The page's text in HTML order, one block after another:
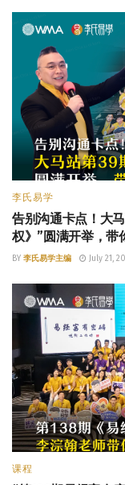
李氏易学
告别沟通卡点！大
权》”圆满开举，带
BY 李氏易学主编 July 21,
课程